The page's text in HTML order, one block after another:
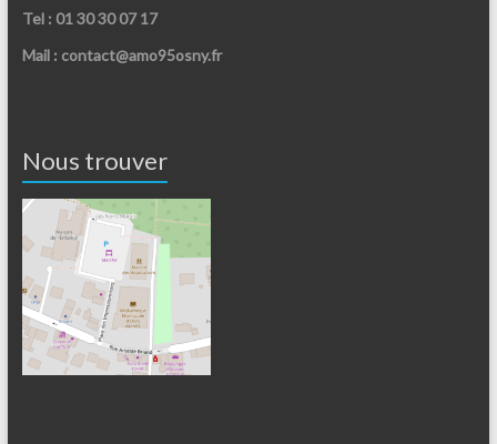
Tel : 01 30 30 07 17
Mail : contact@amo95osny.fr
Nous trouver